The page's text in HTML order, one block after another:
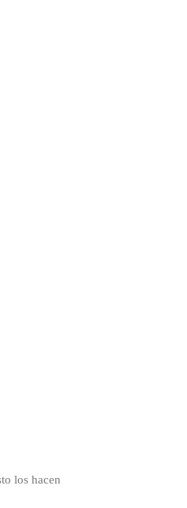
los hacen